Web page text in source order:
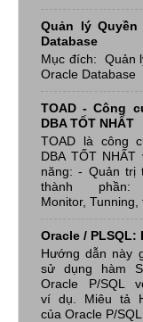
Quản lý Quyền
Database
Mục đích: Quản
Oracle Database
TOAD - Công
DBA TỐT NHẤT
TOAD là công
DBA TỐT
năng: - Quản trị
thành phần:
Monitor, Tunning,
Oracle / PLSQL:
Hướng dẫn này
sử dụng hàm
Oracle P/SQL
ví dụ. Miêu tả
của Oracle P/